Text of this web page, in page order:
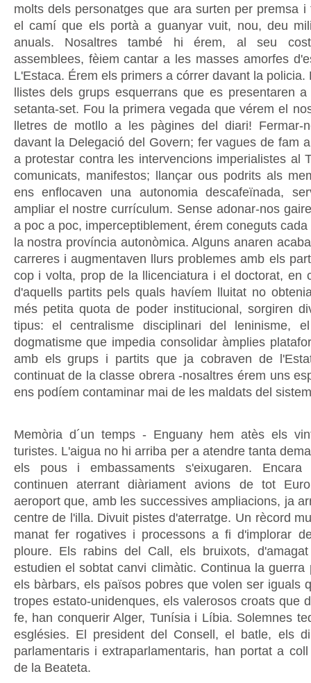
molts dels personatges que ara surten per premsa i
el camí que els portà a guanyar vuit, nou, deu
anuals. Nosaltres també hi érem, al seu
assemblees, fèiem cantar a les masses amorfes
L'Estaca. Érem els primers a córrer davant la policia.
llistes dels grups esquerrans que es presentaren
setanta-set. Fou la primera vegada que vérem el
lletres de motllo a les pàgines del diari! Fermar-
davant la Delegació del Govern; fer vagues de fam
a protestar contra les intervencions imperialistes al
comunicats, manifestos; llançar ous podrits als
ens enflocaven una autonomia descafeïnada,
ampliar el nostre currículum. Sense adonar-nos
a poc a poc, imperceptiblement, érem coneguts
la nostra província autonòmica. Alguns anaren
carreres i augmentaven llurs problemes amb els
cop i volta, prop de la llicenciatura i el doctorat, en
d'aquells partits pels quals havíem lluitat no
més petita quota de poder institucional, sorgiren
tipus: el centralisme disciplinari del leninisme,
dogmatisme que impedia consolidar àmplies
amb els grups i partits que ja cobraven de
continuat de la classe obrera -nosaltres érem uns
ens podíem contaminar mai de les maldats del
Memòria d´un temps - Enguany hem atès els
turistes. L'aigua no hi arriba per a atendre tanta
els pous i embassaments s'eixugaren.
continuen aterrant diàriament avions de tot
aeroport que, amb les successives ampliacions, ja
centre de l'illa. Divuit pistes d'aterratge. Un rècord
manat fer rogatives i processons a fi d'implorar
ploure. Els rabins del Call, els bruixots,
estudien el sobtat canvi climàtic. Continua la guerra
els bàrbars, els països pobres que volen ser iguals
tropes estato-unidenques, els valerosos croats que
fe, han conquerir Alger, Tunísia i Líbia. Solemnes
esglésies. El president del Consell, el batle, els
parlamentaris i extraparlamentaris, han portat a
de la Beateta.